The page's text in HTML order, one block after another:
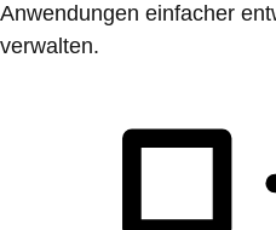
Anwendungen einfacher
verwalten.